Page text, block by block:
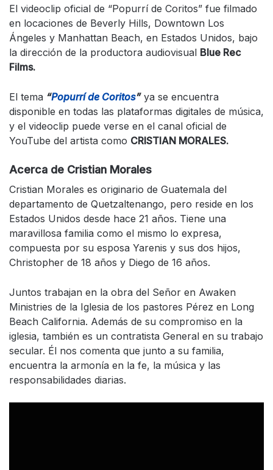
El videoclip oficial de “Popurrí de Coritos” fue filmado
en locaciones de Beverly Hills, Downtown Los
Ángeles y Manhattan Beach, en Estados Unidos, bajo
la dirección de la productora audiovisual Blue Rec
Films.
El tema “Popurrí de Coritos”ya se encuentra
disponible en todas las plataformas digitales de música,
y el videoclip puede verse en el canal oficial de
YouTube del artista como CRISTIAN MORALES.
Acerca de Cristian Morales
Cristian Morales es originario de Guatemala del
departamento de Quetzaltenango, pero reside en los
Estados Unidos desde hace 21 años. Tiene una
maravillosa familia como el mismo lo expresa,
compuesta por su esposa Yarenis y sus dos hijos,
Christopher de 18 años y Diego de 16 años.
Juntos trabajan en la obra del Señor en Awaken
Ministries de la Iglesia de los pastores Pérez en Long
Beach California. Además de su compromiso en la
iglesia, también es un contratista General en su trabajo
secular. Él nos comenta que junto a su familia,
encuentra la armonía en la fe, la música y las
responsabilidades diarias.